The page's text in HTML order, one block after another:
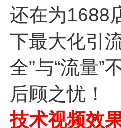
还在为1688
下最大化引
全”与“流量
后顾之忧！
技术视频效